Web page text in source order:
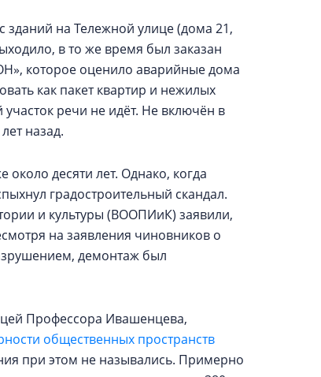
на Тележной улице (дома 21,
в то же время был заказан
которое оценило аварийные дома
как пакет квартир и нежилых
речи не идёт. Не включён в
назад.
десяти лет. Однако, когда
градостроительный скандал.
и культуры (ВООПИиК) заявили,
на заявления чиновников о
демонтаж был
Профессора Ивашенцева,
общественных пространств
при этом не назывались. Примерно
О потенциале «серого пояса»,
технологиях и корпоративной
культуре рассказывает
гендиректор STAVNI Александр
Свинолобов